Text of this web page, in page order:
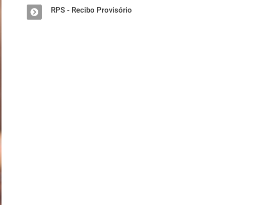
RPS - Recibo Provisório